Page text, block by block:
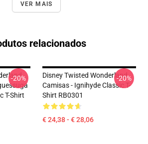
VER MAIS
relacionados
T-Shirt
-20%
Disney Twisted Wonderland
Camisas - Ignihyde Classic T-
Shirt RB0301
€ 24,38 - € 28,06
-20%